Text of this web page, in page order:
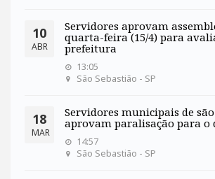
10
ABR
Servidores aprovam
quarta-feira (15/4) para
prefeitura
13:05
São Sebastião - SP
18
MAR
Servidores municipais de
aprovam paralisação para o
14:57
São Sebastião - SP